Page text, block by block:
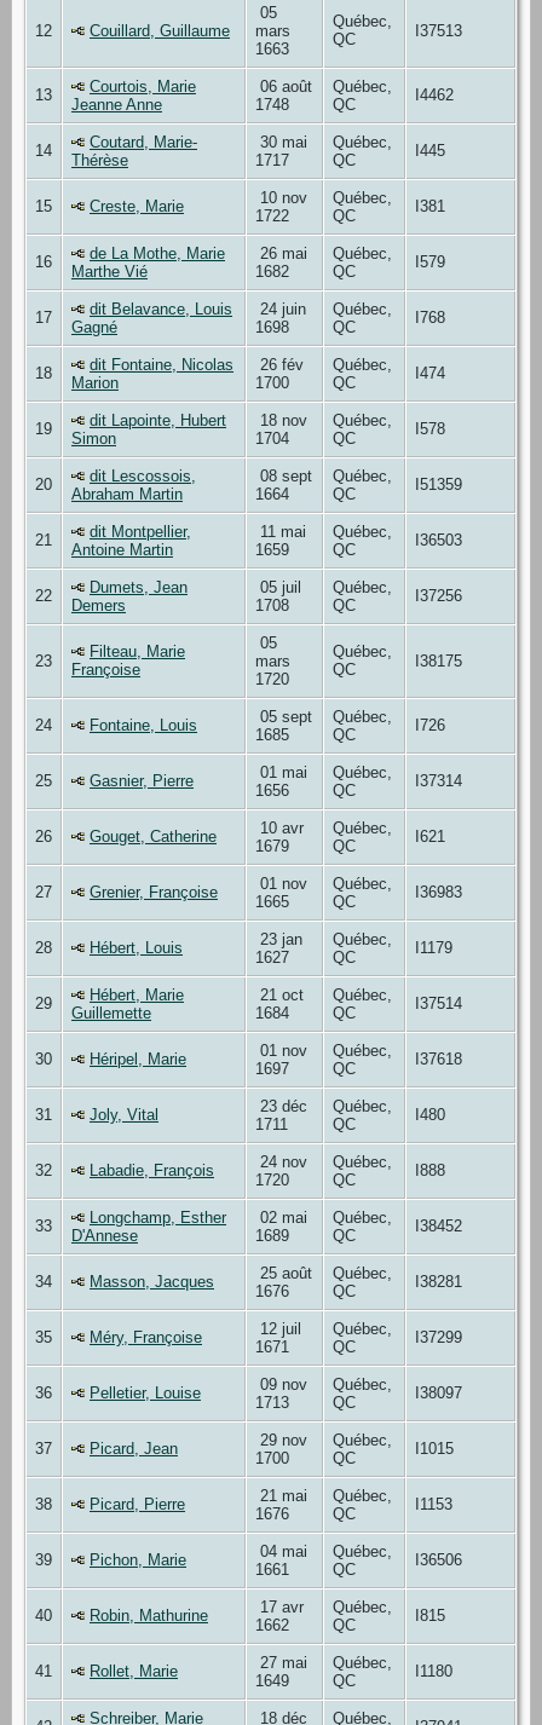
12 Couillard, Guillaume
05
mars
1663
Québec,
QC
I37513
13
Courtois, Marie
Jeanne Anne
06 août
1748
Québec,
QC
I4462
14
Coutard, Marie-
Thérèse
30 mai
1717
Québec,
QC
I445
15 Creste, Marie
10 nov
1722
Québec,
QC
I381
16
de La Mothe, Marie
Marthe Vié
26 mai
1682
Québec,
QC
I579
17
dit Belavance, Louis
Gagné
24 juin
1698
Québec,
QC
I768
18
dit Fontaine, Nicolas
Marion
26 fév
1700
Québec,
QC
I474
19
dit Lapointe, Hubert
Simon
18 nov
1704
Québec,
QC
I578
20
dit Lescossois,
Abraham Martin
08 sept
1664
Québec,
QC
I51359
21
dit Montpellier,
Antoine Martin
11 mai
1659
Québec,
QC
I36503
22
Dumets, Jean
Demers
05 juil
1708
Québec,
QC
I37256
23
Filteau, Marie
Françoise
05
mars
1720
Québec,
QC
I38175
24 Fontaine, Louis
05 sept
1685
Québec,
QC
I726
25 Gasnier, Pierre
01 mai
1656
Québec,
QC
I37314
26 Gouget, Catherine
10 avr
1679
Québec,
QC
I621
27 Grenier, Françoise
01 nov
1665
Québec,
QC
I36983
28 Hébert, Louis
23 jan
1627
Québec,
QC
I1179
29
Hébert, Marie
Guillemette
21 oct
1684
Québec,
QC
I37514
30 Héripel, Marie
01 nov
1697
Québec,
QC
I37618
31 Joly, Vital
23 déc
1711
Québec,
QC
I480
32 Labadie, François
24 nov
1720
Québec,
QC
I888
33
Longchamp, Esther
D'Annese
02 mai
1689
Québec,
QC
I38452
34 Masson, Jacques
25 août
1676
Québec,
QC
I38281
35 Méry, Françoise
12 juil
1671
Québec,
QC
I37299
36 Pelletier, Louise
09 nov
1713
Québec,
QC
I38097
37 Picard, Jean
29 nov
1700
Québec,
QC
I1015
38 Picard, Pierre
21 mai
1676
Québec,
QC
I1153
39 Pichon, Marie
04 mai
1661
Québec,
QC
I36506
40 Robin, Mathurine
17 avr
1662
Québec,
QC
I815
41 Rollet, Marie
27 mai
1649
Québec,
QC
I1180
Schreiber, Marie
18 déc
Québec,